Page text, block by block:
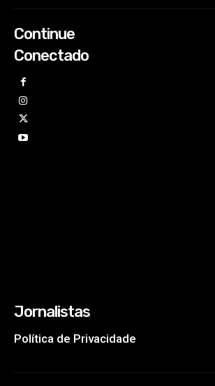
Continue
Conectado
Jornalistas
Política de Privacidade